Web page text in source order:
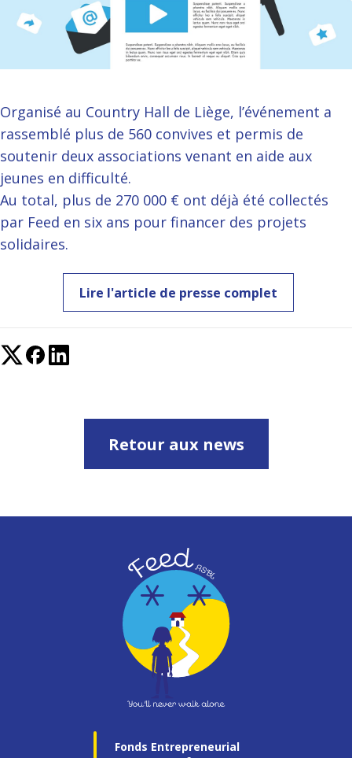
Organisé au Country Hall de Liège, l’événement a
rassemblé plus de 560 convives et permis de
soutenir deux associations venant en aide aux
jeunes en difficulté.
Au total, plus de 270 000 € ont déjà été collectés
par Feed en six ans pour financer des projets
solidaires.
Lire l'article de presse complet
Retour aux news
Fonds Entrepreneurial